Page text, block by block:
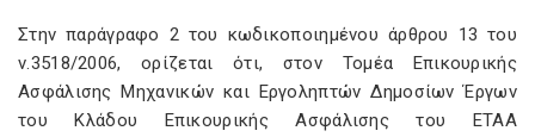
Στην παράγραφο 2 του κωδικοποιημένου άρθρου 13 του
ν.3518/2006, ορίζεται ότι, στον Τομέα Επικουρικής
Ασφάλισης Μηχανικών και Εργοληπτών Δημοσίων Έργων
του Κλάδου Επικουρικής Ασφάλισης του ΕΤΑΑ